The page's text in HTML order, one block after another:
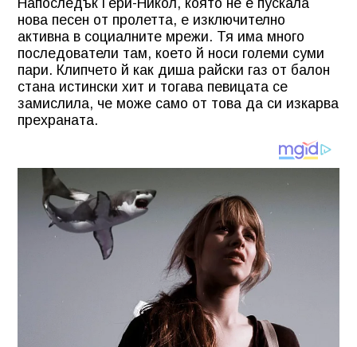
нова песен от пролетта, е изключително
активна в социалните мрежи. Тя има много
последователи там, което й носи големи суми
пари. Клипчето й как диша райски газ от балон
стана истински хит и тогава певицата се
замислила, че може само от това да си изкарва
прехраната.